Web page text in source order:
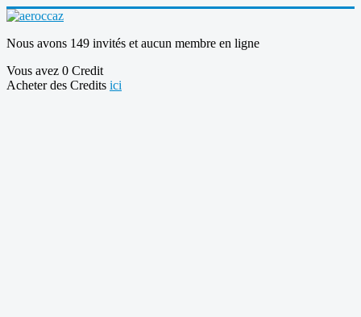
Nous avons 149 invités et aucun membre en ligne
Vous avez 0 Credit
Acheter des Credits ici